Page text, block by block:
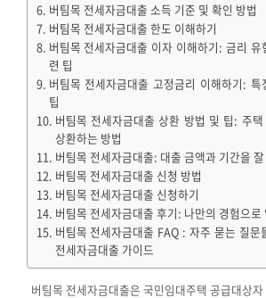
버팀목 전세자금대출 소득 기준 및 확인 방법
버팀목 전세자금대출 한도 이해하기
버팀목 전세자금대출 이자 이해하기: 금리
련 팁
버팀목 전세자금대출 고정금리 이해하기:
팁
버팀목 전세자금대출 상환 방법 및 팁: 주
상환하는 방법
버팀목 전세자금대출: 대출 금액과 기간을
버팀목 전세자금대출 신청 방법
버팀목 전세자금대출 신청하기
버팀목 전세자금대출 후기: 나만의 경험으로
버팀목 전세자금대출 FAQ : 자주 묻는 질문
전세자금대출 가이드
버팀목 전세자금대출은 국민임대주택 공급대상